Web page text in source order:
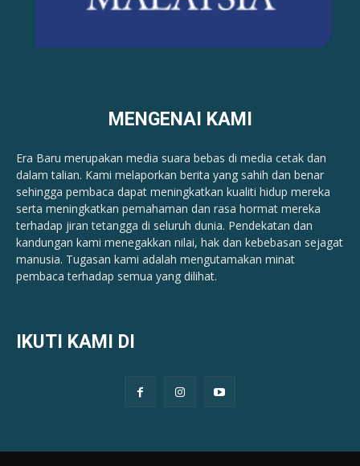
MENGENAI KAMI
Era Baru merupakan media suara bebas di media cetak dan
dalam talian. Kami melaporkan berita yang sahih dan benar ​​
sehingga pembaca dapat meningkatkan kualiti hidup mereka
serta meningkatkan pemahaman dan rasa hormat mereka
terhadap jiran tetangga di seluruh dunia. Pendekatan dan
kandungan kami menegakkan nilai, hak dan kebebasan sejagat
manusia. Tugasan kami adalah mengutamakan minat
pembaca terhadap semua yang dilihat.
IKUTI KAMI DI